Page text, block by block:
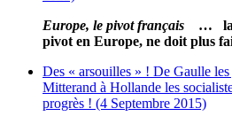
Europe, le pivot français … la
pivot en Europe, ne doit plus
Des « arsouilles » ! De Gaulle
Mitterand à Hollande les
progrès ! (4 Septembre 2015)